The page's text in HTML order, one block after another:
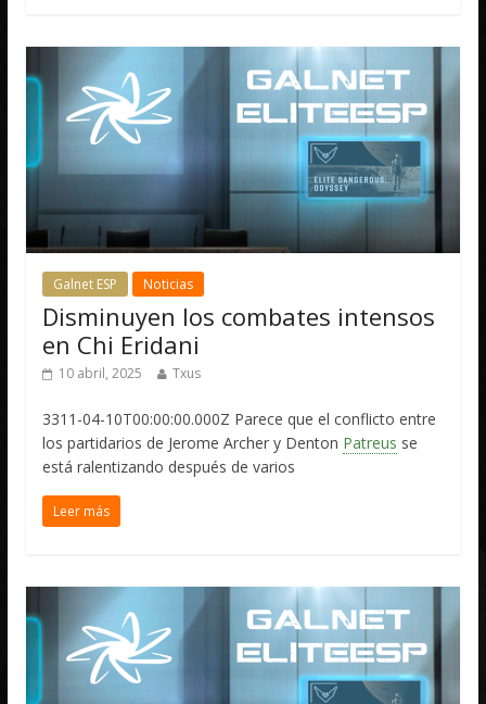
Galnet ESP Noticias
Disminuyen los combates intensos
en Chi Eridani
10 abril, 2025 Txus
3311-04-10T00:00:00.000Z Parece que el conflicto entre
los partidarios de Jerome Archer y Denton Patreus se
está ralentizando después de varios
Leer más